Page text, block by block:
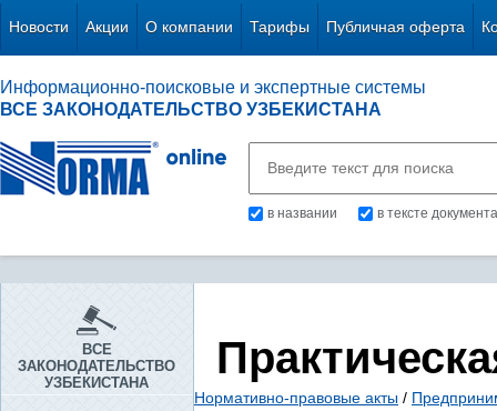
Новости Акции О компании Тарифы Публичная оферта
Информационно-поисковые и экспертные системы
ВСЕ ЗАКОНОДАТЕЛЬСТВО УЗБЕКИСТАНА
в названии в тексте документа
ВСЕ
ЗАКОНОДАТЕЛЬСТВО
УЗБЕКИСТАНА
Нормативно-правовые акты /